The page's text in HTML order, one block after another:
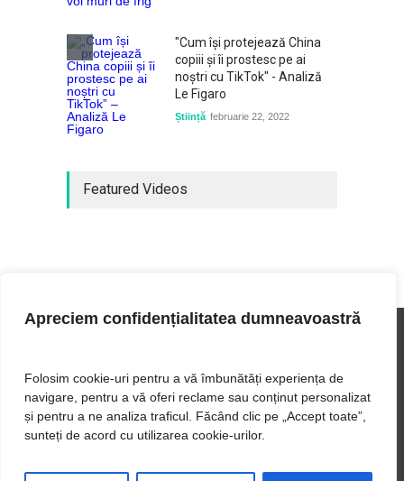
Apreciem confidențialitatea dumneavoastră
Folosim cookie-uri pentru a vă îmbunătăți experiența de
navigare, pentru a vă oferi reclame sau conținut personalizat
și pentru a ne analiza traficul. Făcând clic pe „Accept toate”,
sunteți de acord cu utilizarea cookie-urilor.
"Cum își protejează China
copiii și îi prostesc pe ai
noștri cu TikTok" - Analiză
Le Figaro
Știință februarie 22, 2022
Featured Videos
UIB - cele mai actuale stiri